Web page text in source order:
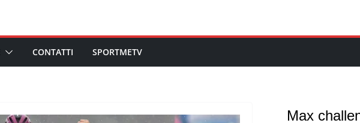
CONTATTI SPORTMETV